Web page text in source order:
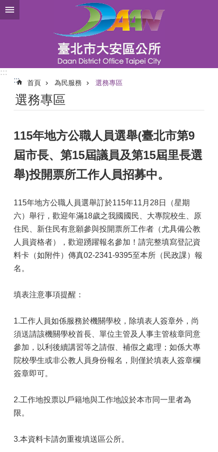
跳到主要內容區塊
:::
:::
首頁 為民服務 選務專區
選務專區
115年地方公職人員選舉(臺北市第9
屆市長、第15屆議員及第15屆里長選
舉)投開票所工作人員招募中。
115年地方公職人員選舉訂於115年11月28日（星期
六）舉行，歡迎年滿18歲之我國國民、大專院校生、原
住民、新住民有意願參與投開票所工作者（尤具備公教
人員資格者），歡迎踴躍報名參加！請完整填寫登記資
料卡（如附件）傳真02-2341-9395至本所（民政課）報
名。
填表注意事項提醒：
1.工作人員如係服務於機關學校，除填表人簽章外，尚
須送請該機關學校首長、單位主管及人事主管核章同意
參加，以利後續講習等之請假、補假之處理；如係大專
院校學生或非公教人員身份報名，則僅於填表人簽章欄
簽章即可。
2.工作地投票以戶籍地與工作地設於本市同一里者為
限。
3.本資料卡請勿重複填送區公所。